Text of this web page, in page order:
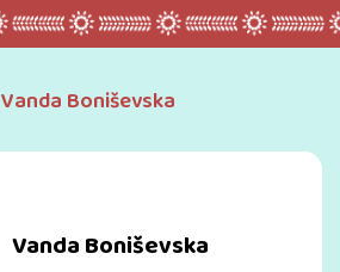
Vanda Boniševska
Vanda Boniševska